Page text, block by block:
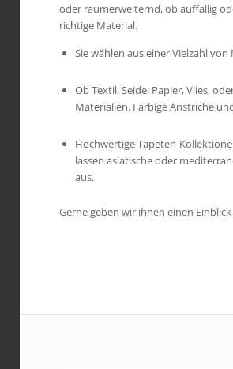
oder raumerweiternd, ob auffällig
richtige Material.
Sie wählen aus einer Vielzahl
Ob Textil, Seide, Papier, Vlies,
Materialien. Farbige Anstriche
Hochwertige Tapeten-
lassen asiatische oder
aus.
Gerne geben wir ihnen einen